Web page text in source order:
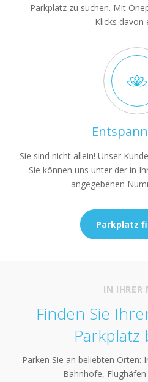
Parkplatz zu suchen. Mit
Klicks davon
Sie sind nicht allein! Unser
Sie können uns unter der in
angegebenen
Parkplatz
IN IHRER
Finden Sie
Parkplatz
Parken Sie an beliebten Orten:
Bahnhöfe,